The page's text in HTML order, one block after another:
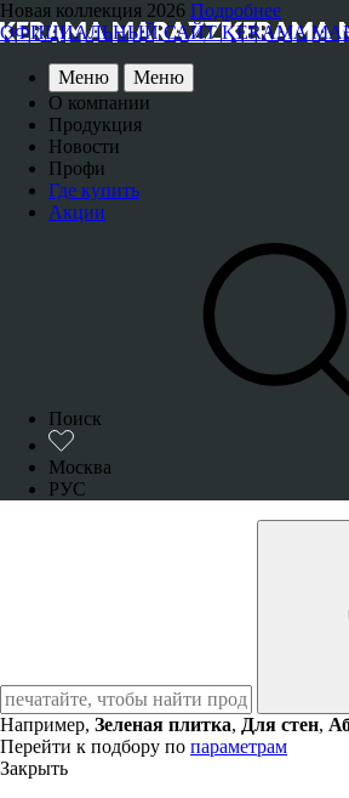
Новая коллекция 2026 Подробнее
ОФИЦИАЛЬНЫЙ САЙТ KERAMA
Меню
Меню
О компании
Продукция
Новости
Профи
Где купить
Акции
Поиск
Москва
РУС
Например, Зеленая плитка, Для стен,
Перейти к подбору по параметрам
Закрыть